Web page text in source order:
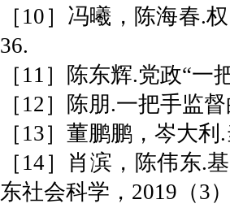
［10］冯曦，陈海春.
36.
［11］陈东辉.党政“
［12］陈朋.一把手监
［13］董鹏鹏，岑大
［14］肖滨，陈伟东
东社会科学，2019（3